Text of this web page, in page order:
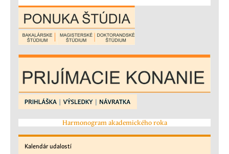
Harmonogram akademického roka
Kalendárudalostí